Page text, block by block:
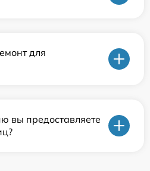
для
вы предоставляете